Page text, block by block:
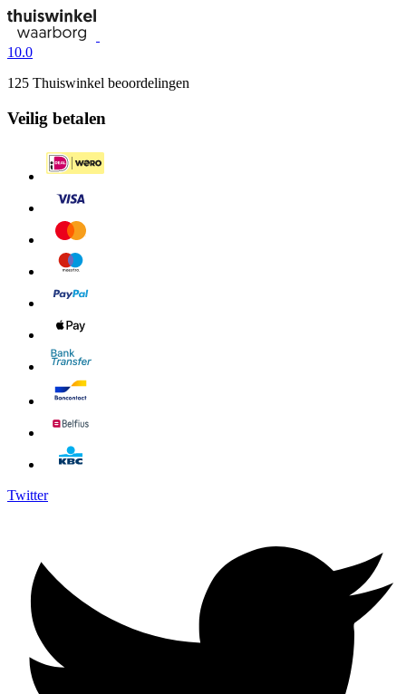
10.0
125 Thuiswinkel beoordelingen
Veilig betalen
Twitter